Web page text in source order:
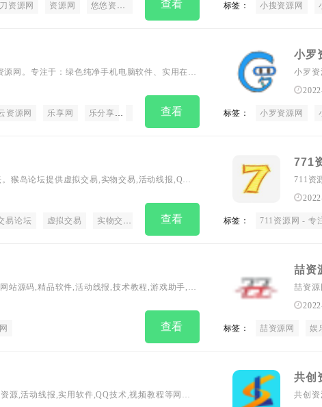
资源网 资源网 悠悠资源网 绿色资源网 小黑资源网
查看 标签： 小搜资源网
网。专注于：绿色纯净手机电脑软件、实用在线
源分享。
资源网 乐享网 乐分享 乐分享网 活动线报 网站源码 手机软件
查看
小罗
小罗资
站源
标签： 小罗资源网
猴岛论坛提供虚拟交易,实物交易,活动线报,QQ
戏论坛！
易论坛 虚拟交易 实物交易 活动线报
查看
771
711资
网
标签： 711资源网 - 专注于
站源码,精品软件,活动线报,技术教程,游戏助手,技
查看
喆资
喆资源
教程分
标签： 喆资源网 娱
源,活动线报,实用软件,QQ技术,视频教程等网络
共创
共创资